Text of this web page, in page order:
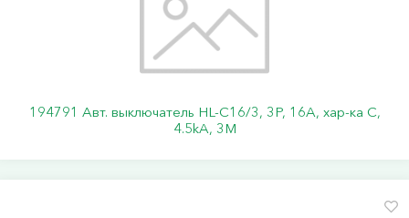
194791 Авт. выключатель HL-C16/3, 3P, 16A, хар-ка C,
4.5kA, 3M